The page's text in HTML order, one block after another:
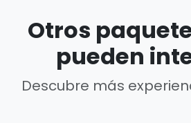
Otros
pueden
Descubre más